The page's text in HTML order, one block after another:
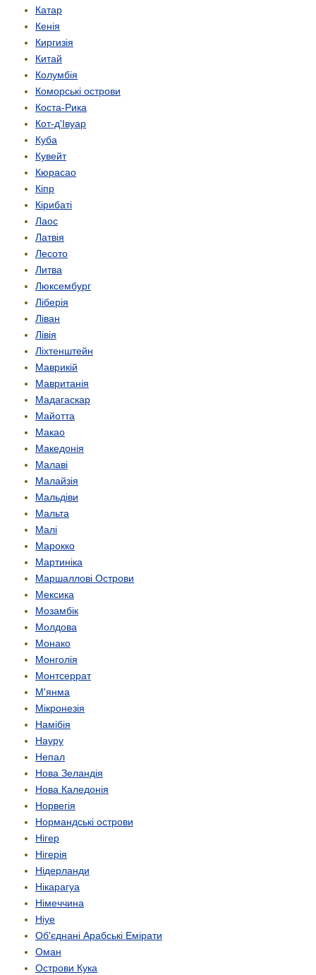
Катар
Кенія
Киргизія
Китай
Колумбія
Коморські острови
Коста-Рика
Кот-д'Івуар
Куба
Кувейт
Кюрасао
Кіпр
Кірибаті
Лаос
Латвія
Лесото
Литва
Люксембург
Ліберія
Ліван
Лівія
Ліхтенштейн
Маврикій
Мавританія
Мадагаскар
Майотта
Макао
Македонія
Малаві
Малайзія
Мальдіви
Мальта
Малі
Марокко
Мартиніка
Маршаллові Острови
Мексика
Мозамбік
Молдова
Монако
Монголія
Монтсеррат
М'янма
Мікронезія
Намібія
Науру
Непал
Нова Зеландія
Нова Каледонія
Норвегія
Нормандські острови
Нігер
Нігерія
Нідерланди
Нікарагуа
Німеччина
Ніуе
Об'єднані Арабські Емірати
Оман
Острови Кука